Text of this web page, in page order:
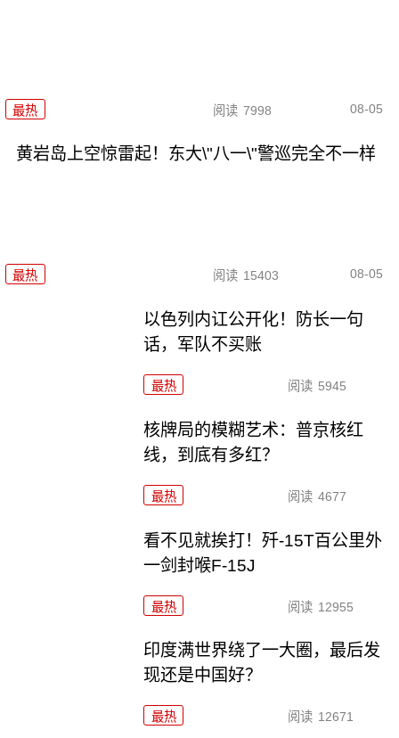
最热 阅读 7998 08-05
黄岩岛上空惊雷起！东大\"八一\"警巡完全不一样
最热 阅读 15403 08-05
以色列内讧公开化！防长一句
话，军队不买账
最热 阅读 5945
核牌局的模糊艺术：普京核红
线，到底有多红？
最热 阅读 4677
看不见就挨打！歼-15T百公里外
一剑封喉F-15J
最热 阅读 12955
印度满世界绕了一大圈，最后发
现还是中国好？
最热 阅读 12671